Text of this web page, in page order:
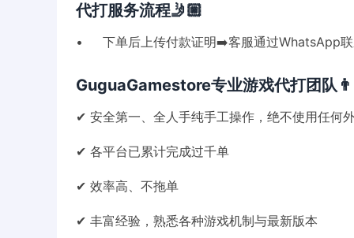
代打服务流程🤳🏼
• 下单后上传付款证明➡️客服通过WhatsApp
GuguaGamestore专业游戏代打团队
✔ 安全第一、全人手纯手工操作，绝不使用任何
✔ 各平台已累计完成过千单
✔ 效率高、不拖单
✔ 丰富经验，熟悉各种游戏机制与最新版本